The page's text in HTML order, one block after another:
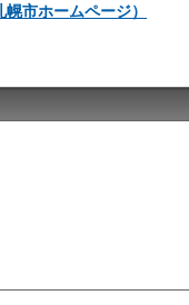
市ホームページ）